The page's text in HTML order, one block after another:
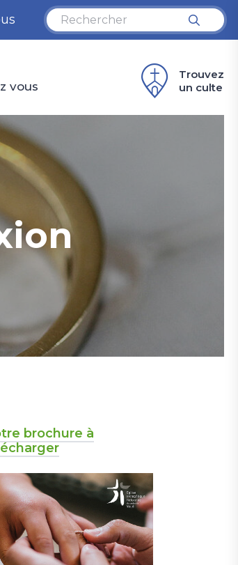
vous
Trouvez
un culte
la réflexion
brochure à